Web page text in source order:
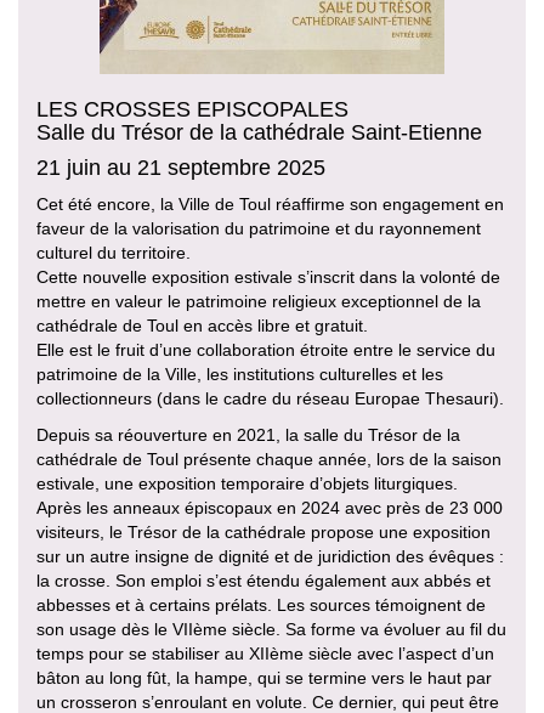
LES CROSSES EPISCOPALES
Salle du Trésor de la cathédrale Saint-Etienne
21 juin au 21 septembre 2025
Cet été encore, la Ville de Toul réaffirme son engagement en
faveur de la valorisation du patrimoine et du rayonnement
culturel du territoire.
Cette nouvelle exposition estivale s’inscrit dans la volonté de
mettre en valeur le patrimoine religieux exceptionnel de la
cathédrale de Toul en accès libre et gratuit.
Elle est le fruit d’une collaboration étroite entre le service du
patrimoine de la Ville, les institutions culturelles et les
collectionneurs (dans le cadre du réseau Europae Thesauri).
Depuis sa réouverture en 2021, la salle du Trésor de la
cathédrale de Toul présente chaque année, lors de la saison
estivale, une exposition temporaire d’objets liturgiques.
Après les anneaux épiscopaux en 2024 avec près de 23 000
visiteurs, le Trésor de la cathédrale propose une exposition
sur un autre insigne de dignité et de juridiction des évêques :
la crosse. Son emploi s’est étendu également aux abbés et
abbesses et à certains prélats. Les sources témoignent de
son usage dès le VIIème siècle. Sa forme va évoluer au fil du
temps pour se stabiliser au XIIème siècle avec l’aspect d’un
bâton au long fût, la hampe, qui se termine vers le haut par
un crosseron s’enroulant en volute. Ce dernier, qui peut être